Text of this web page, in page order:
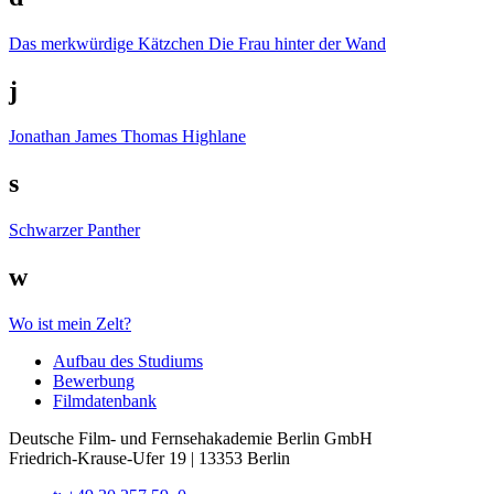
Das merkwürdige Kätzchen Die Frau hinter der Wand
j
Jonathan James Thomas Highlane
s
Schwarzer Panther
w
Wo ist mein Zelt?
Auf­bau des Stu­di­ums
Bewer­bung
Film­da­ten­bank
Deutsche Film- und Fernseh­akademie Berlin GmbH
Friedrich-Krause-Ufer 19 | 13353 Berlin